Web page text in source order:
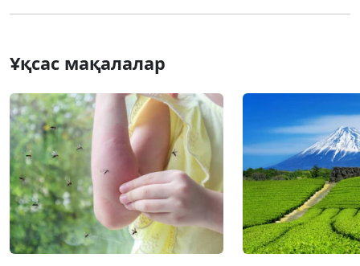
Ұқсас мақалалар